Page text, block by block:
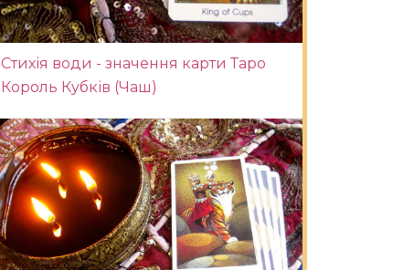
Стихія води - значення карти Таро
Король Кубків (Чаш)